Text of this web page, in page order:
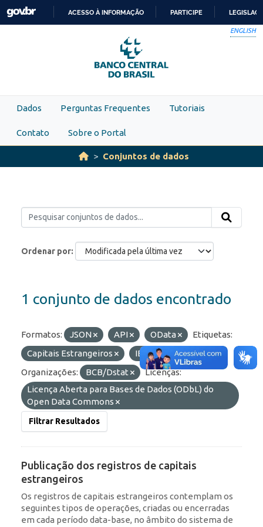
Skip to main content
PARA
O
CONTEÚDO
ACESSO À INFORMAÇÃO PARTICIPE
ENGLISH
Dados Perguntas Frequentes Tutoriais
Contato Sobre o Portal
Conjuntos de dados
Ordenar por
1 conjunto de dados encontrado
Formatos: JSON API OData
Etiquetas:
Capitais Estrangeiros
IED
RDE
Organizações:
BCB/Dstat
Licenças:
Licença Aberta para Bases de Dados (ODbL) do
Open Data Commons
Filtrar Resultados
Publicação dos registros de capitais
estrangeiros
Os registros de capitais estrangeiros contemplam os
seguintes tipos de operações, criadas ou encerradas
em cada período data-base, no âmbito do sistema de